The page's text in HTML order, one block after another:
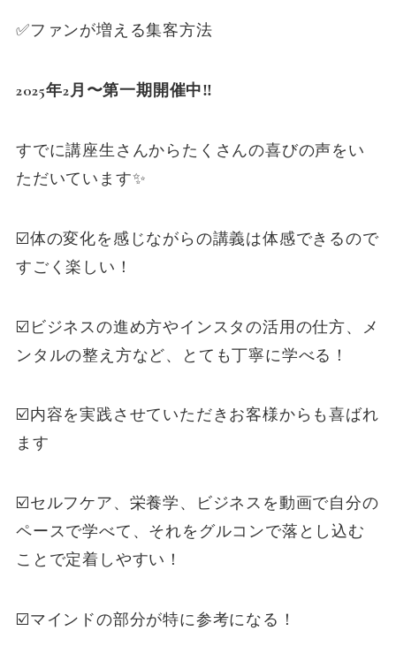
✅ファンが増える集客方法
2025年2月〜第一期開催中‼️
すでに講座生さんからたくさんの喜びの声をい
ただいています✨
☑️体の変化を感じながらの講義は体感できるので
すごく楽しい！
☑️ビジネスの進め方やインスタの活用の仕方、メ
ンタルの整え方など、とても丁寧に学べる！
☑️内容を実践させていただきお客様からも喜ばれ
ます
☑️セルフケア、栄養学、ビジネスを動画で自分の
ペースで学べて、それをグルコンで落とし込む
ことで定着しやすい！
☑️マインドの部分が特に参考になる！